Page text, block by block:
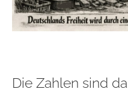
Die Zahlen sind